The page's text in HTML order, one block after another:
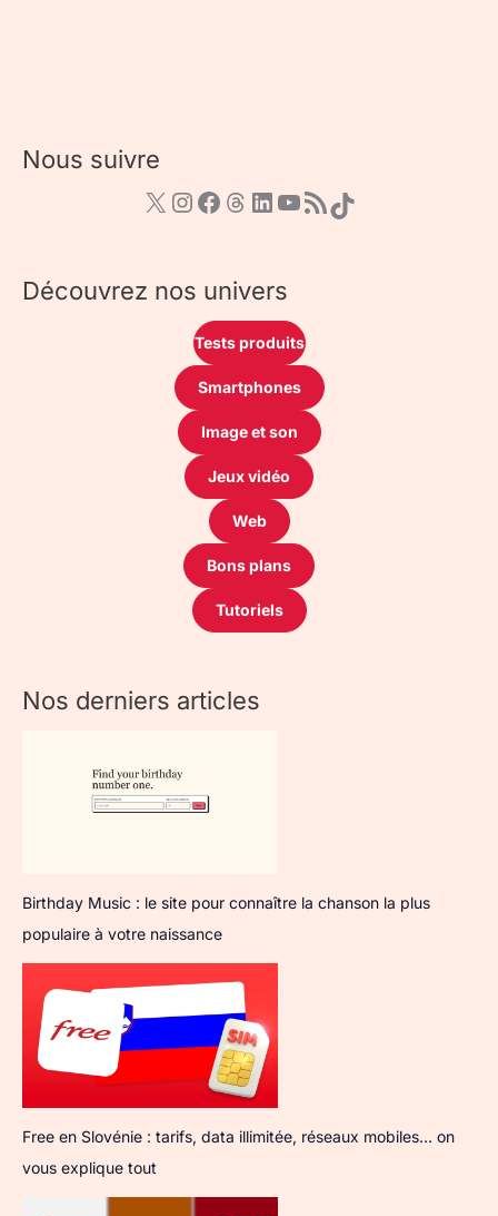
Nous suivre
Découvrez nos univers
Tests produits
Smartphones
Image et son
Jeux vidéo
Web
Bons plans
Tutoriels
Nos derniers articles
Birthday Music : le site pour connaître la chanson la plus
populaire à votre naissance
Free en Slovénie : tarifs, data illimitée, réseaux mobiles… on
vous explique tout